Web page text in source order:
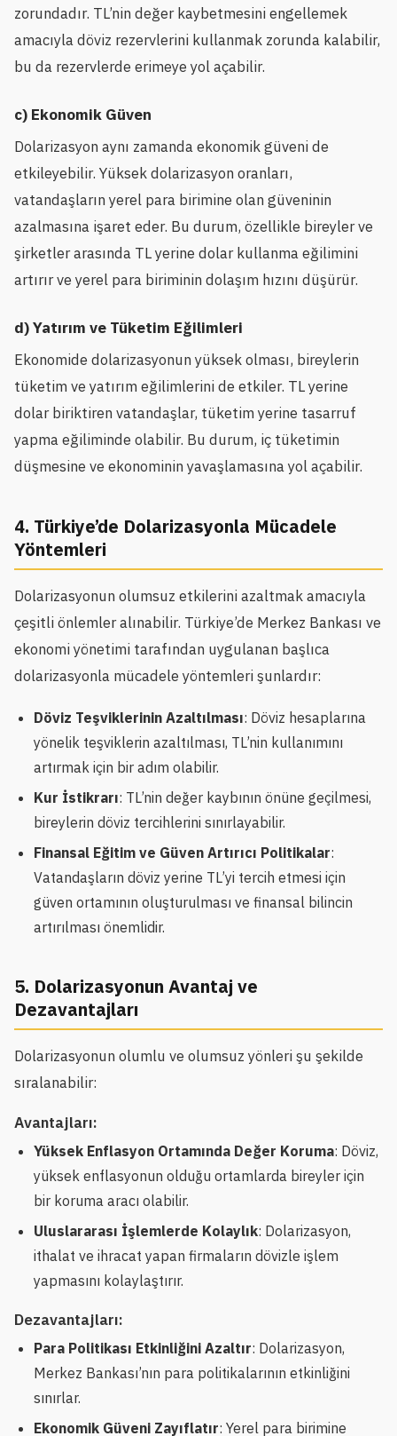
zorundadır. TL’nin değer kaybetmesini engellemek
amacıyla döviz rezervlerini kullanmak zorunda kalabilir,
bu da rezervlerde erimeye yol açabilir.
c) Ekonomik Güven
Dolarizasyon aynı zamanda ekonomik güveni de
etkileyebilir. Yüksek dolarizasyon oranları,
vatandaşların yerel para birimine olan güveninin
azalmasına işaret eder. Bu durum, özellikle bireyler ve
şirketler arasında TL yerine dolar kullanma eğilimini
artırır ve yerel para biriminin dolaşım hızını düşürür.
d) Yatırım ve Tüketim Eğilimleri
Ekonomide dolarizasyonun yüksek olması, bireylerin
tüketim ve yatırım eğilimlerini de etkiler. TL yerine
dolar biriktiren vatandaşlar, tüketim yerine tasarruf
yapma eğiliminde olabilir. Bu durum, iç tüketimin
düşmesine ve ekonominin yavaşlamasına yol açabilir.
4. Türkiye’de Dolarizasyonla Mücadele
Yöntemleri
Dolarizasyonun olumsuz etkilerini azaltmak amacıyla
çeşitli önlemler alınabilir. Türkiye’de Merkez Bankası ve
ekonomi yönetimi tarafından uygulanan başlıca
dolarizasyonla mücadele yöntemleri şunlardır:
Döviz Teşviklerinin Azaltılması: Döviz hesaplarına
yönelik teşviklerin azaltılması, TL’nin kullanımını
artırmak için bir adım olabilir.
Kur İstikrarı: TL’nin değer kaybının önüne geçilmesi,
bireylerin döviz tercihlerini sınırlayabilir.
Finansal Eğitim ve Güven Artırıcı Politikalar:
Vatandaşların döviz yerine TL’yi tercih etmesi için
güven ortamının oluşturulması ve finansal bilincin
artırılması önemlidir.
5. Dolarizasyonun Avantaj ve
Dezavantajları
Dolarizasyonun olumlu ve olumsuz yönleri şu şekilde
sıralanabilir:
Avantajları:
Yüksek Enflasyon Ortamında Değer Koruma: Döviz,
yüksek enflasyonun olduğu ortamlarda bireyler için
bir koruma aracı olabilir.
Uluslararası İşlemlerde Kolaylık: Dolarizasyon,
ithalat ve ihracat yapan firmaların dövizle işlem
yapmasını kolaylaştırır.
Dezavantajları:
Para Politikası Etkinliğini Azaltır: Dolarizasyon,
Merkez Bankası’nın para politikalarının etkinliğini
sınırlar.
Ekonomik Güveni Zayıflatır: Yerel para birimine